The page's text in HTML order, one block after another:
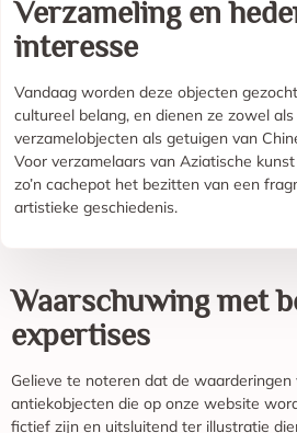
Verzameling en
interesse
Vandaag worden deze objecten
cultureel belang, en dienen ze zowel
verzamelobjecten als getuigen van
Voor verzamelaars van Aziatische
zo’n cachepot het bezitten van een
artistieke geschiedenis.
Waarschuwing met
expertises
Gelieve te noteren dat de
antiekobjecten die op onze website
fictief zijn en uitsluitend ter illustratie